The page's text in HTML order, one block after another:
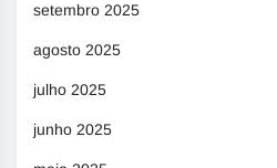
setembro 2025
agosto 2025
julho 2025
junho 2025